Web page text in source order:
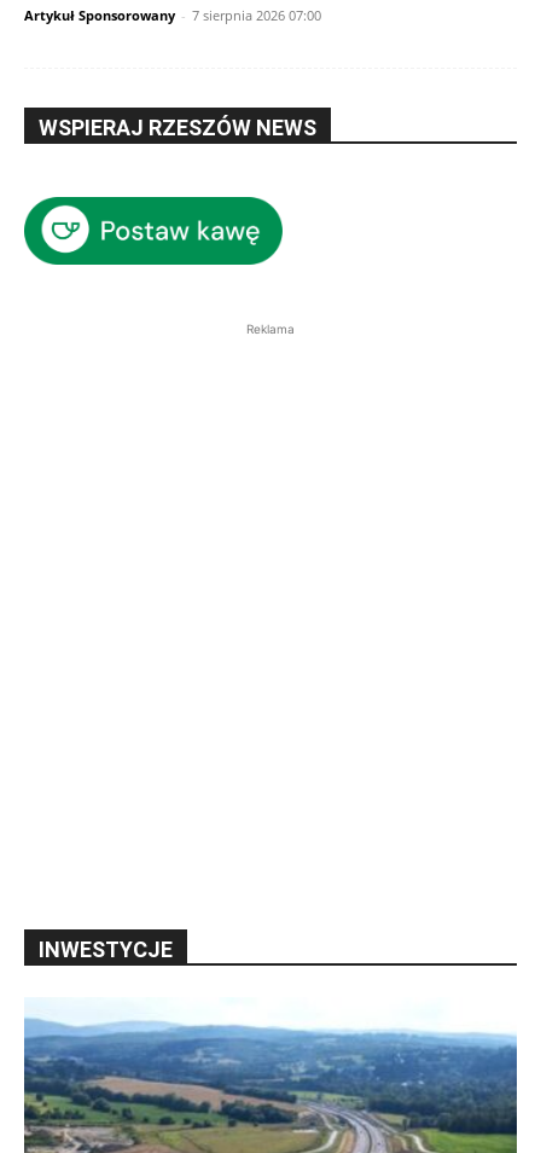
Artykuł Sponsorowany - 7 sierpnia 2026 07:00
WSPIERAJ RZESZÓW NEWS
Reklama
INWESTYCJE